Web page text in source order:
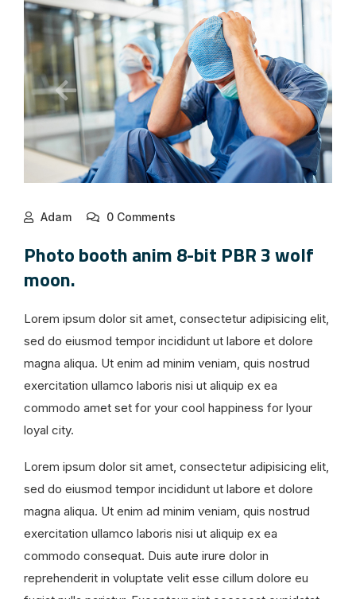
Adam 0 Comments
Photo booth anim 8-bit PBR 3 wolf
moon.
Lorem ipsum dolor sit amet, consectetur adipisicing elit,
sed do eiusmod tempor incididunt ut labore et dolore
magna aliqua. Ut enim ad minim veniam, quis nostrud
exercitation ullamco laboris nisi ut aliquip ex ea
commodo amet set for your cool happiness for lyour
loyal city.
Lorem ipsum dolor sit amet, consectetur adipisicing elit,
sed do eiusmod tempor incididunt ut labore et dolore
magna aliqua. Ut enim ad minim veniam, quis nostrud
exercitation ullamco laboris nisi ut aliquip ex ea
commodo consequat. Duis aute irure dolor in
reprehenderit in voluptate velit esse cillum dolore eu